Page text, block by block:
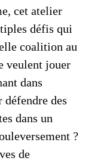
cet atelier
défis qui
coalition au
veulent jouer
dans
des
dans un
?
de